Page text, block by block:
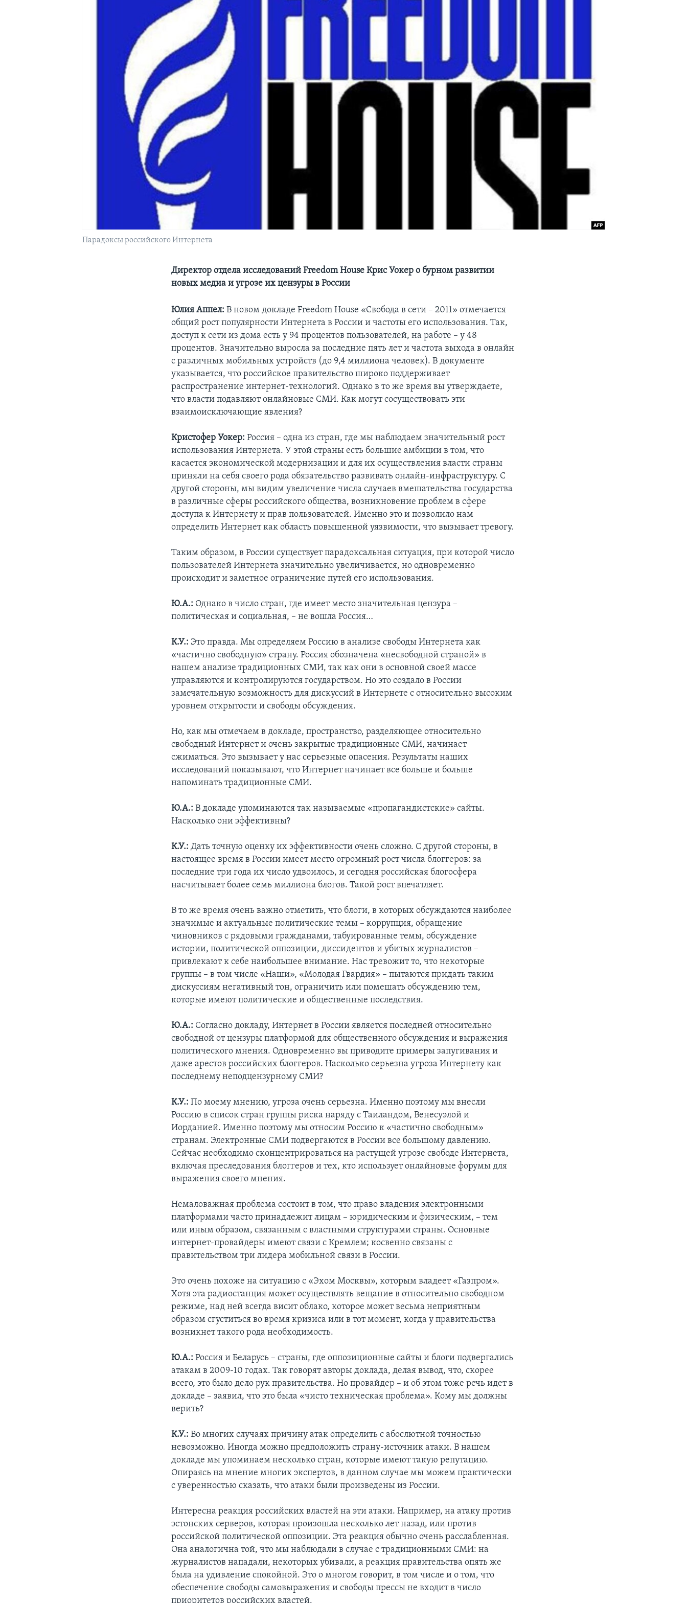
Парадоксы российского Интернета
Директор отдела исследований Freedom House Крис Уокер о бурном развитии
новых медиа и угрозе их цензуры в России
Юлия Аппел: В новом докладе Freedom House «Свобода в сети – 2011» отмечается
общий рост популярности Интернета в России и частоты его использования. Так,
доступ к сети из дома есть у 94 процентов пользователей, на работе – у 48
процентов. Значительно выросла за последние пять лет и частота выхода в онлайн
с различных мобильных устройств (до 9,4 миллиона человек). В документе
указывается, что российское правительство широко поддерживает
распространение интернет-технологий. Однако в то же время вы утверждаете,
что власти подавляют онлайновые СМИ. Как могут сосуществовать эти
взаимоисключающие явления?
Кристофер Уокер:Россия – одна из стран, где мы наблюдаем значительный рост
использования Интернета. У этой страны есть большие амбиции в том, что
касается экономической модернизации и для их осуществления власти страны
приняли на себя своего рода обязательство развивать онлайн-инфраструктуру. С
другой стороны, мы видим увеличение числа случаев вмешательства государства
в различные сферы российского общества, возникновение проблем в сфере
доступа к Интернету и прав пользователей. Именно это и позволило нам
определить Интернет как область повышенной уязвимости, что вызывает тревогу.
Таким образом, в России существует парадоксальная ситуация, при которой число
пользователей Интернета значительно увеличивается, но одновременно
происходит и заметное ограничение путей его использования.
Ю.А.: Однако в число стран, где имеет место значительная цензура –
политическая и социальная, – не вошла Россия…
К.У.: Это правда. Мы определяем Россию в анализе свободы Интернета как
«частично свободную» страну. Россия обозначена «несвободной страной» в
нашем анализе традиционных СМИ, так как они в основной своей массе
управляются и контролируются государством. Но это создало в России
замечательную возможность для дискуссий в Интернете с относительно высоким
уровнем открытости и свободы обсуждения.
Но, как мы отмечаем в докладе, пространство, разделяющее относительно
свободный Интернет и очень закрытые традиционные СМИ, начинает
сжиматься. Это вызывает у нас серьезные опасения. Результаты наших
исследований показывают, что Интернет начинает все больше и больше
напоминать традиционные СМИ.
Ю.А.: В докладе упоминаются так называемые «пропагандистские» сайты.
Насколько они эффективны?
К.У.: Дать точную оценку их эффективности очень сложно. С другой стороны, в
настоящее время в России имеет место огромный рост числа блоггеров: за
последние три года их число удвоилось, и сегодня российская блогосфера
насчитывает более семь миллиона блогов. Такой рост впечатляет.
В то же время очень важно отметить, что блоги, в которых обсуждаются наиболее
значимые и актуальные политические темы – коррупция, обращение
чиновников с рядовыми гражданами, табуированные темы, обсуждение
истории, политической оппозиции, диссидентов и убитых журналистов –
привлекают к себе наибольшее внимание. Нас тревожит то, что некоторые
группы – в том числе «Наши», «Молодая Гвардия» – пытаются придать таким
дискуссиям негативный тон, ограничить или помешать обсуждению тем,
которые имеют политические и общественные последствия.
Ю.А.: Согласно докладу, Интернет в России является последней относительно
свободной от цензуры платформой для общественного обсуждения и выражения
политического мнения. Одновременно вы приводите примеры запугивания и
даже арестов российских блоггеров. Насколько серьезна угроза Интернету как
последнему неподцензурному СМИ?
К.У.: По моему мнению, угроза очень серьезна. Именно поэтому мы внесли
Россию в список стран группы риска наряду с Таиландом, Венесуэлой и
Иорданией. Именно поэтому мы относим Россию к «частично свободным»
странам. Электронные СМИ подвергаются в России все большому давлению.
Сейчас необходимо сконцентрироваться на растущей угрозе свободе Интернета,
включая преследования блоггеров и тех, кто использует онлайновые форумы для
выражения своего мнения.
Немаловажная проблема состоит в том, что право владения электронными
платформами часто принадлежит лицам – юридическим и физическим, – тем
или иным образом, связанным с властными структурами страны. Основные
интернет-провайдеры имеют связи с Кремлем; косвенно связаны с
правительством три лидера мобильной связи в России.
Это очень похоже на ситуацию с «Эхом Москвы», которым владеет «Газпром».
Хотя эта радиостанция может осуществлять вещание в относительно свободном
режиме, над ней всегда висит облако, которое может весьма неприятным
образом сгуститься во время кризиса или в тот момент, когда у правительства
возникнет такого рода необходимость.
Ю.А.:Россия и Беларусь – страны, где оппозиционные сайты и блоги подвергались
атакам в 2009-10 годах. Так говорят авторы доклада, делая вывод, что, скорее
всего, это было дело рук правительства. Но провайдер – и об этом тоже речь идет в
докладе – заявил, что это была «чисто техническая проблема». Кому мы должны
верить?
К.У.: Во многих случаях причину атак определить с абослютной точностью
невозможно. Иногда можно предположить страну-источник атаки. В нашем
докладе мы упоминаем несколько стран, которые имеют такую репутацию.
Опираясь на мнение многих экспертов, в данном случае мы можем практически
с уверенностью сказать, что атаки были произведены из России.
Интересна реакция российских властей на эти атаки. Например, на атаку против
эстонских серверов, которая произошла несколько лет назад, или против
российской политической оппозиции. Эта реакция обычно очень расслабленная.
Она аналогична той, что мы наблюдали в случае с традиционными СМИ: на
журналистов нападали, некоторых убивали, а реакция правительства опять же
была на удивление спокойной. Это о многом говорит, в том числе и о том, что
обеспечение свободы самовыражения и свободы прессы не входит в число
приоритетов российских властей.